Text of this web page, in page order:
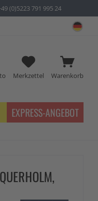
(0)5223 791 995 24
Warenkorb
Merkzettel
EXPRESS-ANGEBOT